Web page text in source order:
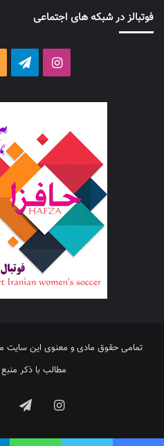
فوتبالز در شبکه های اجتماعی
اینستاگرام
تمامی حقوق مادی و معنوی این سایت
مطالب با ذکر
اینستاگرام